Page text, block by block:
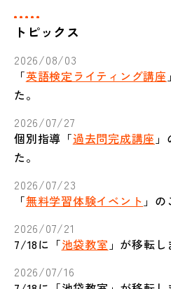
トピックス
2026/08/03
「英語検定ライティング講座
た。
2026/07/27
個別指導「過去問完成講座
た。
2026/07/23
「無料学習体験イベント 」
2026/07/21
7/18に「池袋教室 」が移転し
2026/07/16